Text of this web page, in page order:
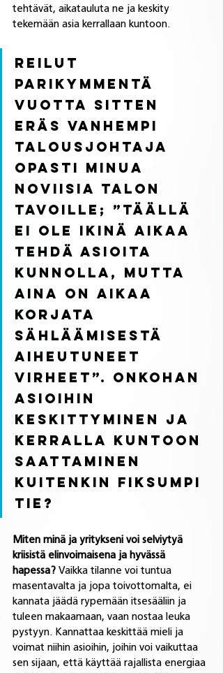
tehtävät, aikatauluta ne ja keskity
tekemään asia kerrallaan kuntoon.
Reilut
parikymmentä
vuotta sitten
eräs vanhempi
talousjohtaja
opasti minua
noviisia talon
tavoille; ”täällä
ei ole ikinä aikaa
tehdä asioita
kunnolla, mutta
aina on aikaa
korjata
sähläämisestä
aiheutuneet
virheet”. Onkohan
asioihin
keskittyminen ja
kerralla kuntoon
saattaminen
kuitenkin fiksumpi
tie?
Miten minä ja yritykseni voi selviytyä
kriisistä elinvoimaisena ja hyvässä
hapessa? Vaikka tilanne voi tuntua
masentavalta ja jopa toivottomalta, ei
kannata jäädä rypemään itsesääliin ja
tuleen makaamaan, vaan nostaa leuka
pystyyn. Kannattaa keskittää mieli ja
voimat niihin asioihin, joihin voi vaikuttaa
sen sijaan, että käyttää rajallista energiaa